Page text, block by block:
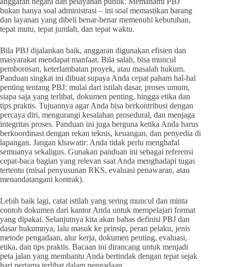
bukan hanya soal administrasi – ini soal memastikan barang
dan layanan yang dibeli benar-benar memenuhi kebutuhan,
tepat mutu, tepat jumlah, dan tepat waktu.
Bila PBJ dijalankan baik, anggaran digunakan efisien dan
masyarakat mendapat manfaat. Bila salah, bisa muncul
pemborosan, keterlambatan proyek, atau masalah hukum.
Panduan singkat ini dibuat supaya Anda cepat paham hal-hal
penting tentang PBJ: mulai dari istilah dasar, proses umum,
siapa saja yang terlibat, dokumen penting, hingga etika dan
tips praktis. Tujuannya agar Anda bisa berkontribusi dengan
percaya diri, mengurangi kesalahan prosedural, dan menjaga
integritas proses. Panduan ini juga berguna ketika Anda harus
berkoordinasi dengan rekan teknis, keuangan, dan penyedia di
lapangan. Jangan khawatir: Anda tidak perlu menghafal
semuanya sekaligus. Gunakan panduan ini sebagai referensi
cepat-baca bagian yang relevan saat Anda menghadapi tugas
tertentu (misal penyusunan RKS, evaluasi penawaran, atau
menandatangani kontrak).
Lebih baik lagi, catat istilah yang sering muncul dan minta
contoh dokumen dari kantor Anda untuk mempelajari format
yang dipakai. Selanjutnya kita akan bahas definisi PBJ dan
dasar hukumnya, lalu masuk ke prinsip, peran pelaku, jenis
metode pengadaan, alur kerja, dokumen penting, evaluasi,
etika, dan tips praktis. Bacaan ini dirancang untuk menjadi
peta jalan yang membantu Anda bertindak dengan tepat sejak
hari pertama terlibat dalam pengadaan.